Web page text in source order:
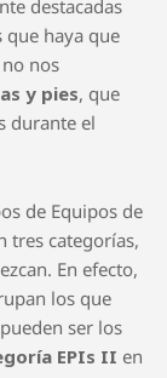
losEPIs para la
por
y la cara
de astillas,
encuentran los
destacadas
que haya que
nos
y pies, que
durante el